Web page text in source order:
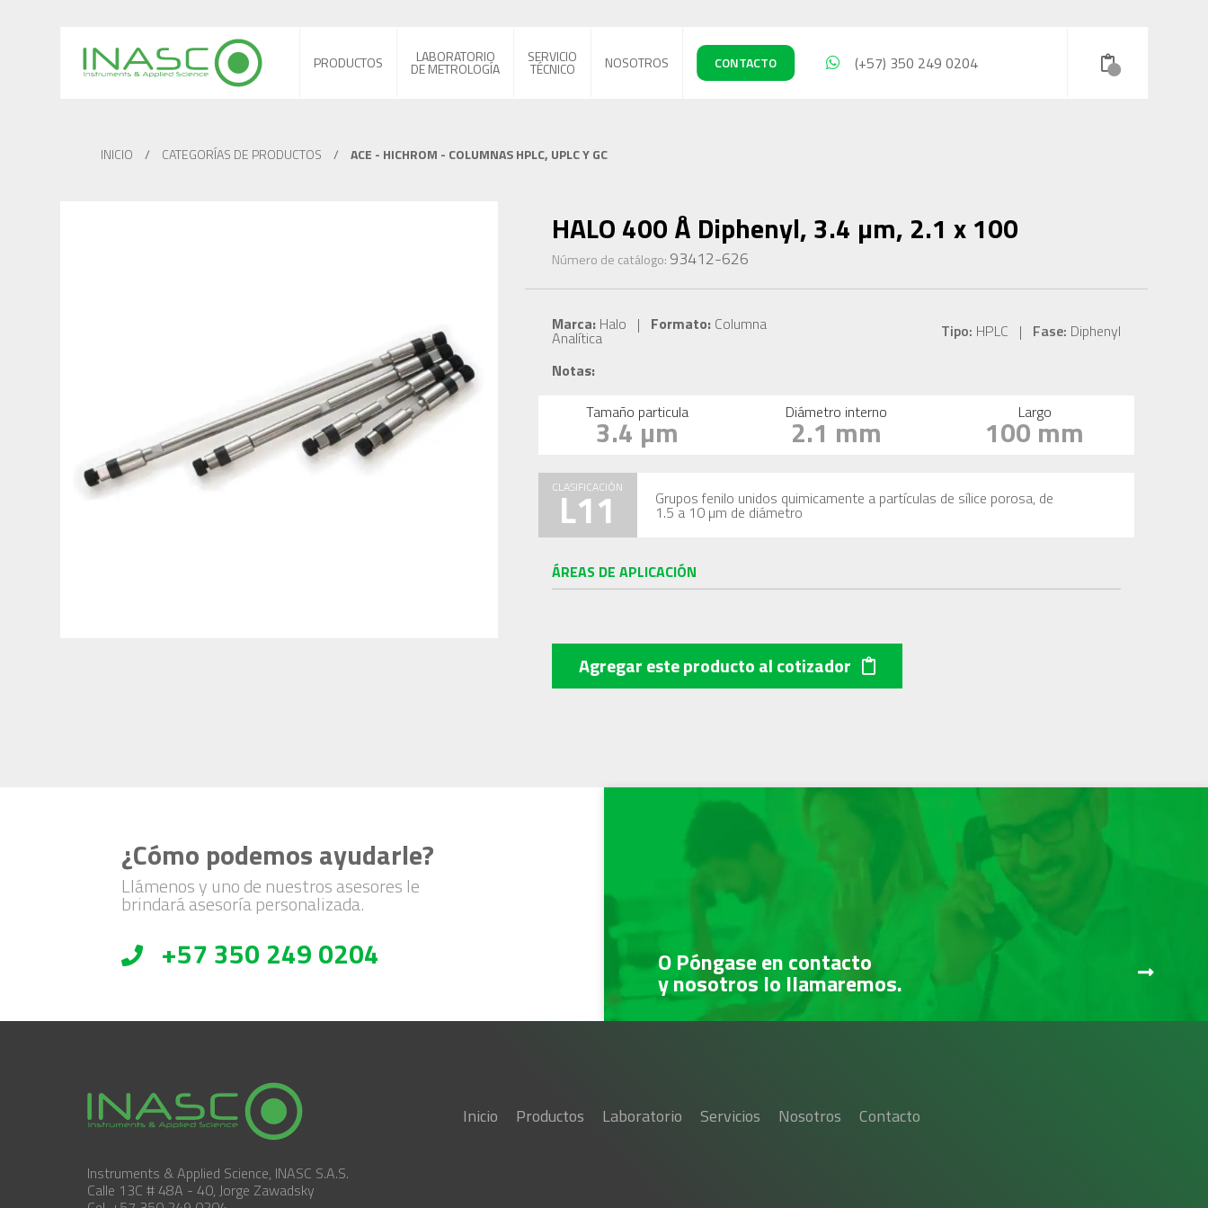
PRODUCTOS LABORATORIO
DE METROLOGÍA
SERVICIO
TÉCNICO NOSOTROS CONTACTO (+57) 350 249 0204
INICIO / CATEGORÍAS DE PRODUCTOS / ACE - HICHROM - COLUMNAS HPLC, UPLC Y GC
HALO 400 Å Diphenyl, 3.4 µm, 2.1 x 100
Número de catálogo: 93412-626
Marca:Halo | Formato:Columna
Analítica Tipo: HPLC | Fase: Diphenyl
Notas:
Tamaño particula
3.4 µm Diámetro interno
2.1 mm Largo
100 mm
CLASIFICACIÓN
L11 Grupos fenilo unidos quimicamente a partículas de sílice porosa, de
1.5 a 10 µm de diámetro
ÁREAS DE APLICACIÓN
Agregar este productoal cotizador
¿Cómo podemos ayudarle?
Llámenos y uno de nuestros asesores le
brindará asesoría personalizada.
+57 350 249 0204 O Póngase en contacto
y nosotros lo llamaremos.
Instruments & Applied Science, INASC S.A.S.
Calle 13C # 48A - 40, Jorge Zawadsky
Inicio Productos Laboratorio Servicios Nosotros Contacto